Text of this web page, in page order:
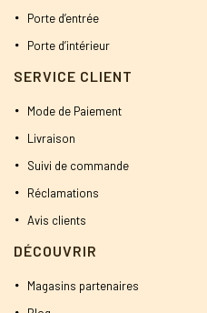
Porte d’entrée
Porte d’intérieur
SERVICE CLIENT
Mode de Paiement
Livraison
Suivi de commande
Réclamations
Avis clients
DÉCOUVRIR
Magasins partenaires